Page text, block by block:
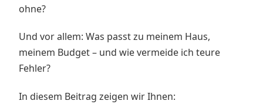
ohne?
Und vor allem: Was passt zu meinem Haus,
meinem Budget – und wie vermeide ich teure
Fehler?
In diesem Beitrag zeigen wir Ihnen: